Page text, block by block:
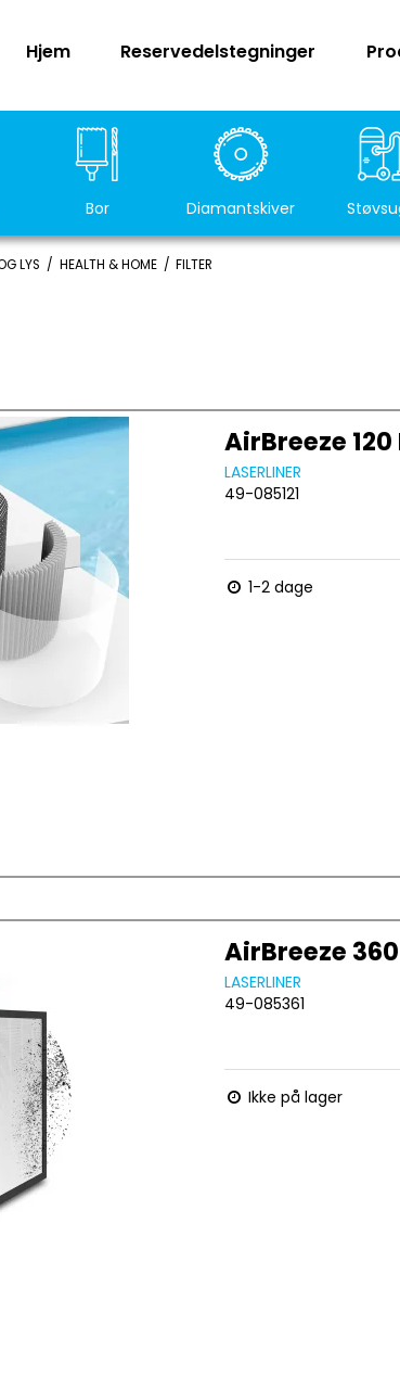
Hjem Reservedelstegninger
Bor Diamantskiver
LYS / HEALTH & HOME / FILTER
AirBreeze
LASERLINER
49-085121
1-2 dage
AirBreeze
LASERLINER
49-085361
Ikke på lager